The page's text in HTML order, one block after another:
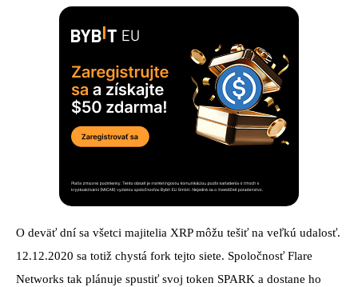
O deväť dní sa všetci majitelia XRP môžu tešiť na veľkú udalosť.
12.12.2020 sa totiž chystá fork tejto siete. Spoločnosť Flare
Networks tak plánuje spustiť svoj token SPARK a dostane ho